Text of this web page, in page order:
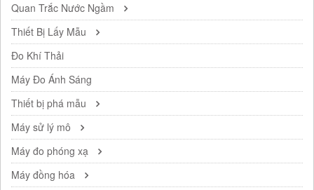
Quan Trắc Nước Ngầm
Thiết Bị Lấy Mẫu
Đo Khí Thải
Máy Đo Ánh Sáng
Thiết bị phá mẫu
Máy sử lý mô
Máy đo phóng xạ
Máy đồng hóa